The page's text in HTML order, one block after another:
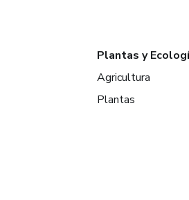
Plantas y
Agricultura
Plantas